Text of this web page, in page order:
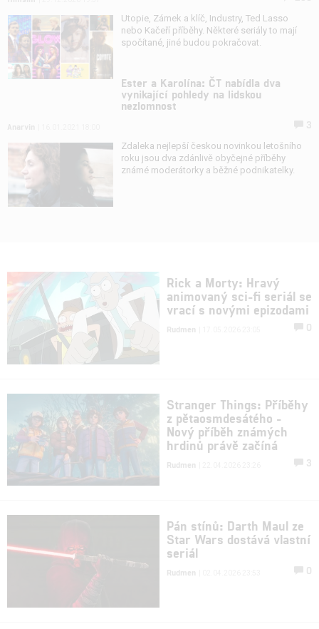
Utopie, Zámek a klíč, Industry, Ted Lasso
nebo Kačeří příběhy. Některé seriály to mají
spočítané, jiné budou pokračovat.
Ester a Karolína: ČT nabídla dva
vynikající pohledy na lidskou
nezlomnost
Zdaleka nejlepší českou novinkou letošního
roku jsou dva zdánlivě obyčejné příběhy
známé moderátorky a běžné podnikatelky.
Rick a Morty: Hravý
animovaný sci-fi seriál se
vrací s novými epizodami
Rudmen 0
Stranger Things: Příběhy
z pětaosmdesátého -
Nový příběh známých
hrdinů právě začíná
Rudmen 3
Pán stínů: Darth Maul ze
Star Wars dostává vlastní
seriál
Rudmen 0